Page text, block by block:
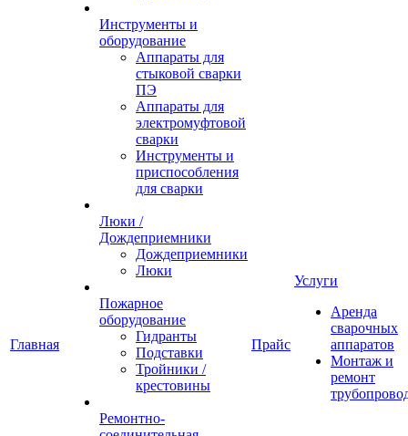
Главная
Инструменты и
оборудование
Аппараты для
стыковой сварки
ПЭ
Аппараты для
электромуфтовой
сварки
Инструменты и
приспособления
для сварки
Люки /
Дождеприемники
Дождеприемники
Люки
Пожарное
оборудование
Гидранты
Подставки
Тройники /
крестовины
Ремонтно-
Прайс
Услуги
Аренда
сварочных
аппаратов
Монтаж и
ремонт